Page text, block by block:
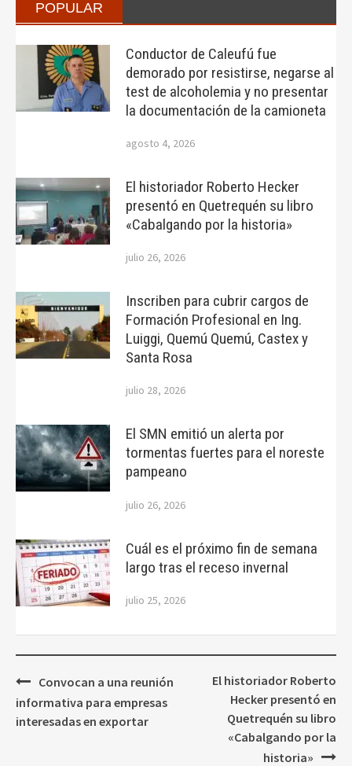
POPULAR
Conductor de Caleufú fue
demorado por resistirse, negarse al
test de alcoholemia y no presentar
la documentación de la camioneta
agosto 4, 2026
El historiador Roberto Hecker
presentó en Quetrequén su libro
«Cabalgando por la historia»
julio 26, 2026
Inscriben para cubrir cargos de
Formación Profesional en Ing.
Luiggi, Quemú Quemú, Castex y
Santa Rosa
julio 28, 2026
El SMN emitió un alerta por
tormentas fuertes para el noreste
pampeano
julio 26, 2026
Cuál es el próximo fin de semana
largo tras el receso invernal
julio 25, 2026
Navegación
de
entradas
Convocan a una reunión
informativa para empresas
interesadas en exportar
El historiador Roberto
Hecker presentó en
Quetrequén su libro
«Cabalgando por la
historia»